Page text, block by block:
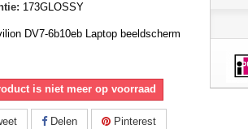
173GLOSSY
DV7-6b10eb Laptop beeldscherm
is niet meer op voorraad
Delen Pinterest